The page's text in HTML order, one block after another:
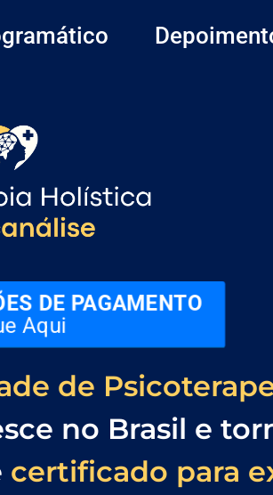
DE PAGAMENTO
Aqui
de
no Brasil e
certificado para